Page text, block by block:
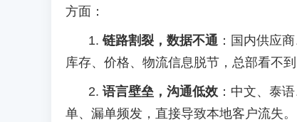
方面：
1. 链路割裂，数据不通 ：国内供应
库存、价格、物流信息脱节，总部看不
2. 语言壁垒，沟通低效 ：中文、泰
单、漏单频发，直接导致本地客户流失。